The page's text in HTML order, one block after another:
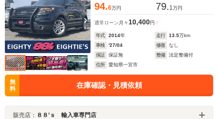
94.6万円 79. 1万円
通常ローン 月々 10,400円
年式 2014年 走行 13.5万km
車検
'27/04 修復
なし
保証
保証無 整備
法定整備付
住所
愛知県一宮市
無
料
在庫確認・見積依頼
販売店： ８８’ｓ 輸入車専門店